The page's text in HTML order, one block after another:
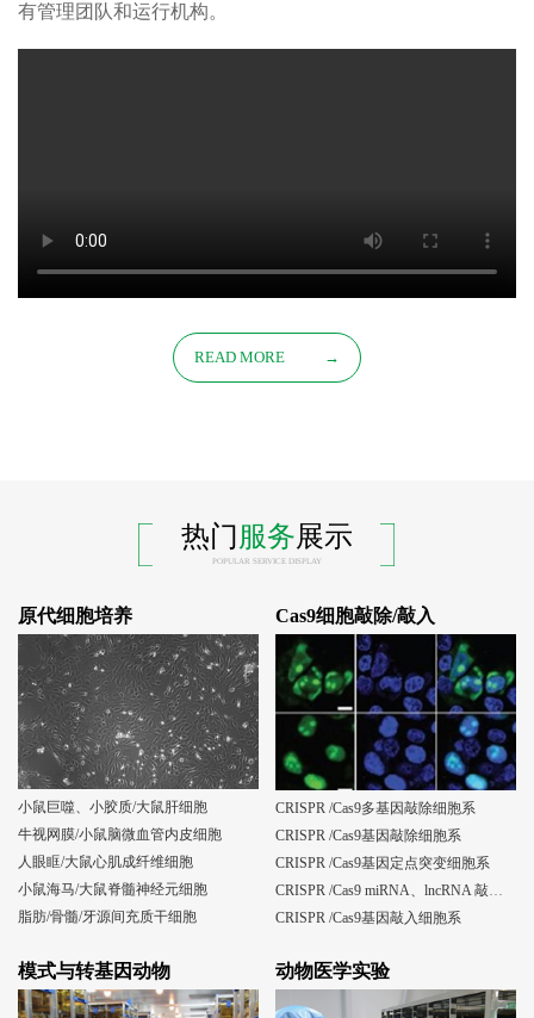
有管理团队和运行机构。
READ MORE →
热门服务展示
POPULAR SERVICE DISPLAY
原代细胞培养
小鼠巨噬、小胶质/大鼠肝细胞
牛视网膜/小鼠脑微血管内皮细胞
人眼眶/大鼠心肌成纤维细胞
小鼠海马/大鼠脊髓神经元细胞
脂肪/骨髓/牙源间充质干细胞
Cas9细胞敲除/敲入
CRISPR /Cas9多基因敲除细胞系
CRISPR /Cas9基因敲除细胞系
CRISPR /Cas9基因定点突变细胞系
CRISPR /Cas9基因敲入细胞系
模式与转基因动物 动物医学实验